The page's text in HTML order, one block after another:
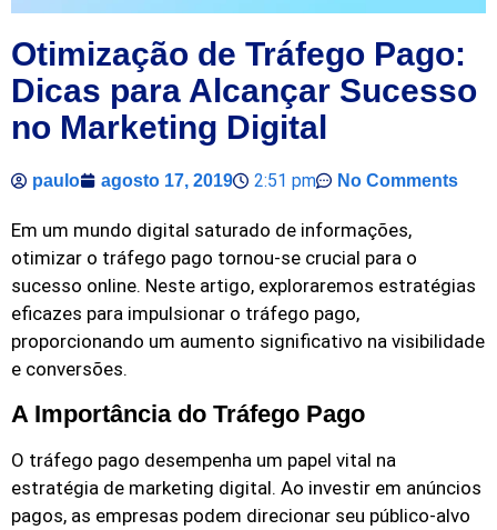
Otimização de Tráfego Pago:
Dicas para Alcançar Sucesso
no Marketing Digital
paulo agosto 17, 2019 2:51 pm No Comments
Em um mundo digital saturado de informações,
otimizar o tráfego pago tornou-se crucial para o
sucesso online. Neste artigo, exploraremos estratégias
eficazes para impulsionar o tráfego pago,
proporcionando um aumento significativo na visibilidade
e conversões.
A Importância do Tráfego Pago
O tráfego pago desempenha um papel vital na
estratégia de marketing digital. Ao investir em anúncios
pagos, as empresas podem direcionar seu público-alvo